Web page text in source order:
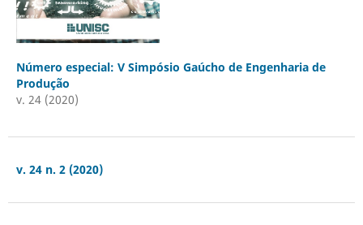
Número especial: V Simpósio Gaúcho de Engenharia de
Produção
v. 24 (2020)
v. 24 n. 2 (2020)